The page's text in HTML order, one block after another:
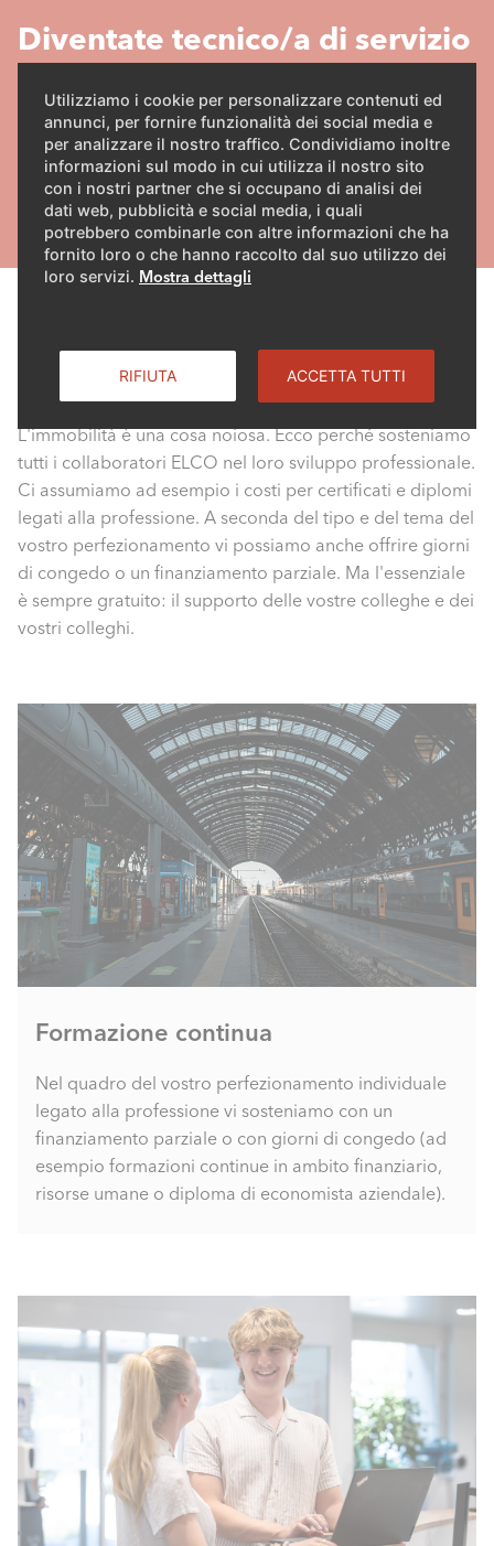
Utilizziamo i cookie per personalizzare contenuti ed
annunci, per fornire funzionalità dei social media e
per analizzare il nostro traffico. Condividiamo inoltre
informazioni sul modo in cui utilizza il nostro sito
con i nostri partner che si occupano di analisi dei
dati web, pubblicità e social media, i quali
potrebbero combinarle con altre informazioni che ha
fornito loro o che hanno raccolto dal suo utilizzo dei
loro servizi. Mostra dettagli
RIFIUTA ACCETTA TUTTI
Diventate tecnico/a di servizio
Pronti per un lavoro diversificato che vi concede molte
libertà? Come tecnico/a di servizio alla ELCO siete
sempre un passo avanti.
MAGGIORI INFORMAZIONI
Lo sviluppo professionale ci sta a cuore
L'immobilità è una cosa noiosa. Ecco perché sosteniamo
tutti i collaboratori ELCO nel loro sviluppo professionale.
Ci assumiamo ad esempio i costi per certificati e diplomi
legati alla professione. A seconda del tipo e del tema del
vostro perfezionamento vi possiamo anche offrire giorni
di congedo o un finanziamento parziale. Ma l'essenziale
è sempre gratuito: il supporto delle vostre colleghe e dei
vostri colleghi.
Formazione continua
Nel quadro del vostro perfezionamento individuale
legato alla professione vi sosteniamo con un
finanziamento parziale o con giorni di congedo (ad
esempio formazioni continue in ambito finanziario,
risorse umane o diploma di economista aziendale).